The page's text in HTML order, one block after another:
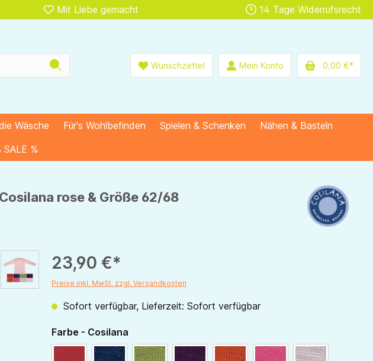
Mit Liebe gemacht 14 Tage Widerrufsrecht
Wunschzettel Mein Konto 0,00 €*
Wäsche Für's Wohlbefinden Spielen & Schenken
Nähen & Basteln
SALE %
rose & Größe 62/68
23,90 €*
Preise inkl. MwSt. zzgl. Versandkosten
Sofort verfügbar, Lieferzeit: Sofort verfügbar
Farbe - Cosilanaauswählen